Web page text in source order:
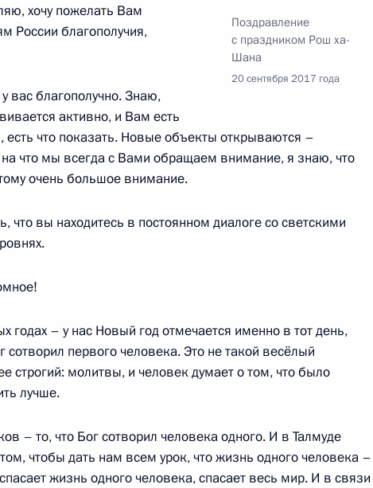
участникам и гостям
«День тигра»
по вопросам комплексного
Ульяновск
деловых кругов
Москва, Кремль
«Яндекс»
Москва
Поздравление
с праздником Рош ха-
Шана
20 сентября 2017 года
хочу пожелать Вам
России благополучия,
вас благополучно. Знаю,
активно, и Вам есть
что показать. Новые объекты открываются –
на что мы всегда с Вами обращаем внимание, я знаю, что
очень большое внимание.
что вы находитесь в постоянном диалоге со светскими
годах – у нас Новый год отмечается именно в тот день,
сотворил первого человека. Это не такой весёлый
строгий: молитвы, и человек думает о том, что было
лучше.
– то, что Бог сотворил человека одного. И в Талмуде
чтобы дать нам всем урок, что жизнь одного человека –
жизнь одного человека, спасает весь мир. И в связи